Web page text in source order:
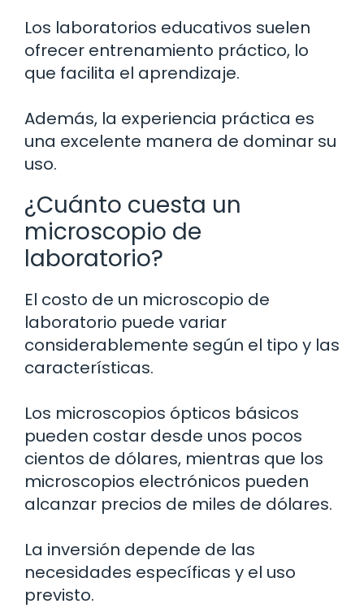
Los laboratorios educativos suelen
ofrecer entrenamiento práctico, lo
que facilita el aprendizaje.
Además, la experiencia práctica es
una excelente manera de dominar su
uso.
¿Cuánto cuesta un
microscopio de
laboratorio?
El costo de un microscopio de
laboratorio puede variar
considerablemente según el tipo y las
características.
Los microscopios ópticos básicos
pueden costar desde unos pocos
cientos de dólares, mientras que los
microscopios electrónicos pueden
alcanzar precios de miles de dólares.
La inversión depende de las
necesidades específicas y el uso
previsto.